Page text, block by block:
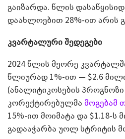
გაიზარდა. წლის
დაახლოებით 28%-ით არის
კვარტალური შედეგები
2024 წლის მეორე
წლიურად 1%-ით — $2.6
(ანალიტიკოსების
კორექტირებულმა მოგებამ
15%-ით მოიმატა და $1.18-ს
გადააჭარბა უოლ სტრიტის